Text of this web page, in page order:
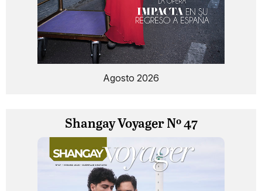
Agosto 2026
Shangay Voyager Nº 47